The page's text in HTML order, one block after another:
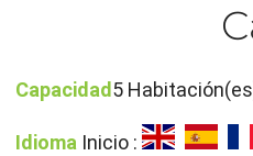
Capacidad5
Idioma Inicio :